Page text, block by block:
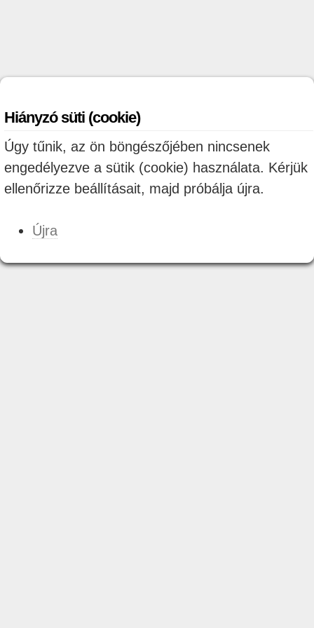
Hiányzó süti (cookie)
Úgy tűnik, az ön böngészőjében nincsenek
engedélyezve a sütik (cookie) használata. Kérjük
ellenőrizze beállításait, majd próbálja újra.
Újra